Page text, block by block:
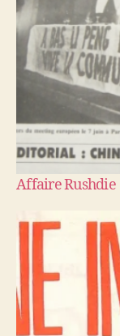
Affaire Rushdie